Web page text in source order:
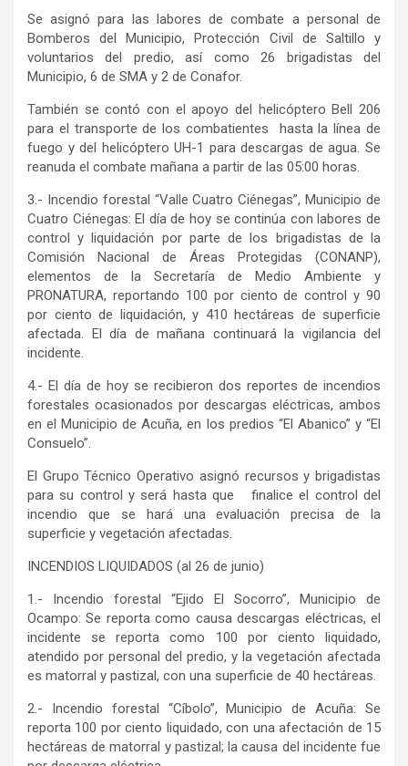
Se asignó para las labores de combate a personal de
Bomberos del Municipio, Protección Civil de Saltillo y
voluntarios del predio, así como 26 brigadistas del
Municipio, 6 de SMA y 2 de Conafor.
También se contó con el apoyo del helicóptero Bell 206
para el transporte de los combatientes hasta la línea de
fuego y del helicóptero UH-1 para descargas de agua. Se
reanuda el combate mañana a partir de las 05:00 horas.
3.- Incendio forestal “Valle Cuatro Ciénegas”, Municipio de
Cuatro Ciénegas: El día de hoy se continúa con labores de
control y liquidación por parte de los brigadistas de la
Comisión Nacional de Áreas Protegidas (CONANP),
elementos de la Secretaría de Medio Ambiente y
PRONATURA, reportando 100 por ciento de control y 90
por ciento de liquidación, y 410 hectáreas de superficie
afectada. El día de mañana continuará la vigilancia del
incidente.
4.- El día de hoy se recibieron dos reportes de incendios
forestales ocasionados por descargas eléctricas, ambos
en el Municipio de Acuña, en los predios “El Abanico” y “El
Consuelo”.
El Grupo Técnico Operativo asignó recursos y brigadistas
para su control y será hasta que finalice el control del
incendio que se hará una evaluación precisa de la
superficie y vegetación afectadas.
INCENDIOS LIQUIDADOS (al 26 de junio)
1.- Incendio forestal “Ejido El Socorro”, Municipio de
Ocampo: Se reporta como causa descargas eléctricas, el
incidente se reporta como 100 por ciento liquidado,
atendido por personal del predio, y la vegetación afectada
es matorral y pastizal, con una superficie de 40 hectáreas.
2.- Incendio forestal “Cíbolo”, Municipio de Acuña: Se
reporta 100 por ciento liquidado, con una afectación de 15
hectáreas de matorral y pastizal; la causa del incidente fue